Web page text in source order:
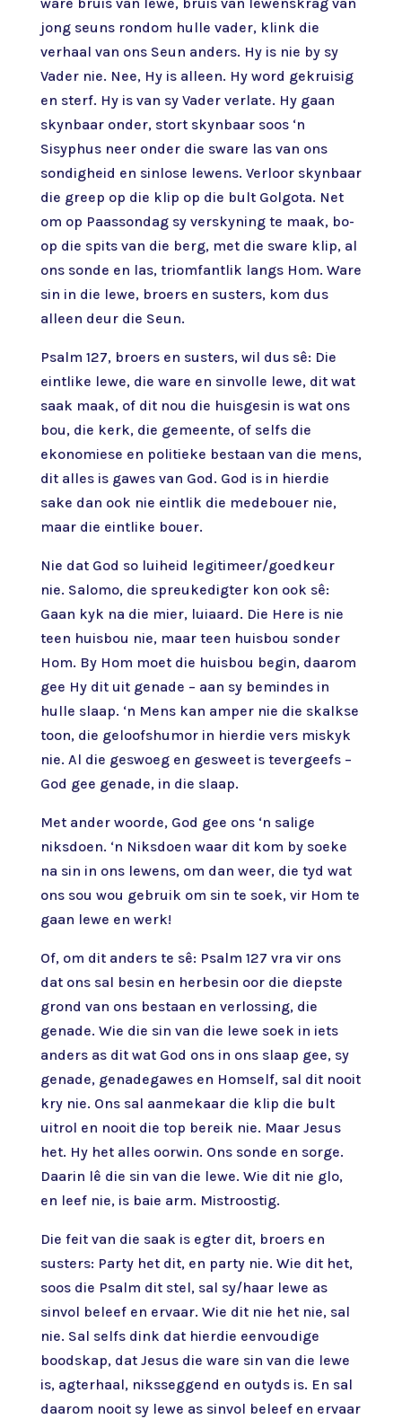
jong seuns rondom hulle vader, klink die
verhaal van ons Seun anders. Hy is nie by sy
Vader nie. Nee, Hy is alleen. Hy word gekruisig
en sterf. Hy is van sy Vader verlate. Hy gaan
skynbaar onder, stort skynbaar soos ‘n
Sisyphus neer onder die sware las van ons
sondigheid en sinlose lewens. Verloor skynbaar
die greep op die klip op die bult Golgota. Net
om op Paassondag sy verskyning te maak, bo-
op die spits van die berg, met die sware klip, al
ons sonde en las, triomfantlik langs Hom. Ware
sin in die lewe, broers en susters, kom dus
alleen deur die Seun.
Psalm 127, broers en susters, wil dus sê: Die
eintlike lewe, die ware en sinvolle lewe, dit wat
saak maak, of dit nou die huisgesin is wat ons
bou, die kerk, die gemeente, of selfs die
ekonomiese en politieke bestaan van die mens,
dit alles is gawes van God. God is in hierdie
sake dan ook nie eintlik die medebouer nie,
maar die eintlike bouer.
Nie dat God so luiheid legitimeer/goedkeur
nie. Salomo, die spreukedigter kon ook sê:
Gaan kyk na die mier, luiaard. Die Here is nie
teen huisbou nie, maar teen huisbou sonder
Hom. By Hom moet die huisbou begin, daarom
gee Hy dit uit genade – aan sy bemindes in
hulle slaap. ‘n Mens kan amper nie die skalkse
toon, die geloofshumor in hierdie vers miskyk
nie. Al die geswoeg en gesweet is tevergeefs –
God gee genade, in die slaap.
Met ander woorde, God gee ons ‘n salige
niksdoen. ‘n Niksdoen waar dit kom by soeke
na sin in ons lewens, om dan weer, die tyd wat
ons sou wou gebruik om sin te soek, vir Hom te
gaan lewe en werk!
Of, om dit anders te sê: Psalm 127 vra vir ons
dat ons sal besin en herbesin oor die diepste
grond van ons bestaan en verlossing, die
genade. Wie die sin van die lewe soek in iets
anders as dit wat God ons in ons slaap gee, sy
genade, genadegawes en Homself, sal dit nooit
kry nie. Ons sal aanmekaar die klip die bult
uitrol en nooit die top bereik nie. Maar Jesus
het. Hy het alles oorwin. Ons sonde en sorge.
Daarin lê die sin van die lewe. Wie dit nie glo,
en leef nie, is baie arm. Mistroostig.
Die feit van die saak is egter dit, broers en
susters: Party het dit, en party nie. Wie dit het,
soos die Psalm dit stel, sal sy/haar lewe as
sinvol beleef en ervaar. Wie dit nie het nie, sal
nie. Sal selfs dink dat hierdie eenvoudige
boodskap, dat Jesus die ware sin van die lewe
is, agterhaal, niksseggend en outyds is. En sal
daarom nooit sy lewe as sinvol beleef en ervaar